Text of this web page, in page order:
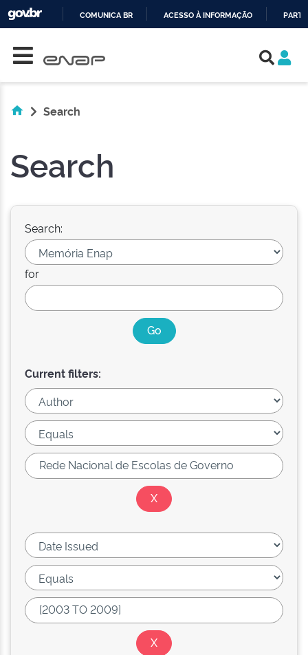
COMUNICA BR ACESSO À INFORMAÇÃO
Search
Search
Search:
for
Current filters: